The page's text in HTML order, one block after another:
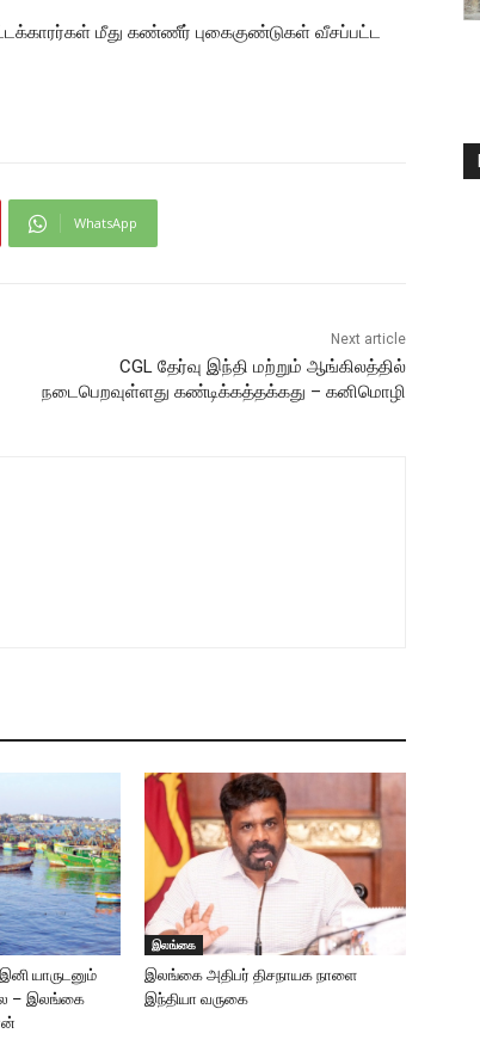
மீது கண்ணீர் புகைகுண்டுகள் வீசப்பட்ட
WhatsApp
Next article
CGL தேர்வு இந்தி மற்றும் ஆங்கிலத்தில்
நடைபெறவுள்ளது கண்டிக்கத்தக்கது – கனிமொழி
யாருடனும்
– இலங்கை
இலங்கை
இலங்கை அதிபர் திசநாயக நாளை
இந்தியா வருகை